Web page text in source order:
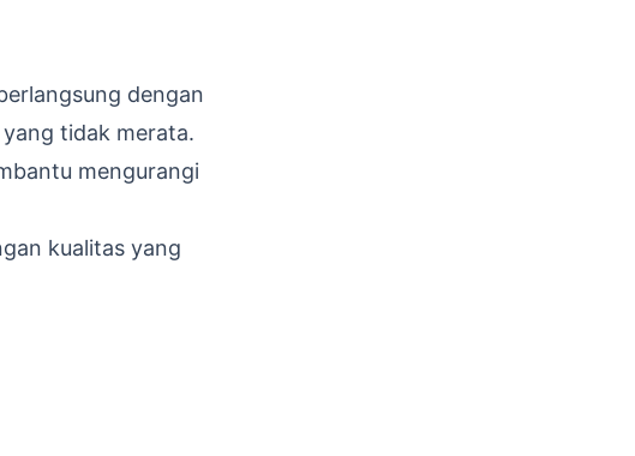
dengan
tidak merata.
mengurangi
kualitas yang